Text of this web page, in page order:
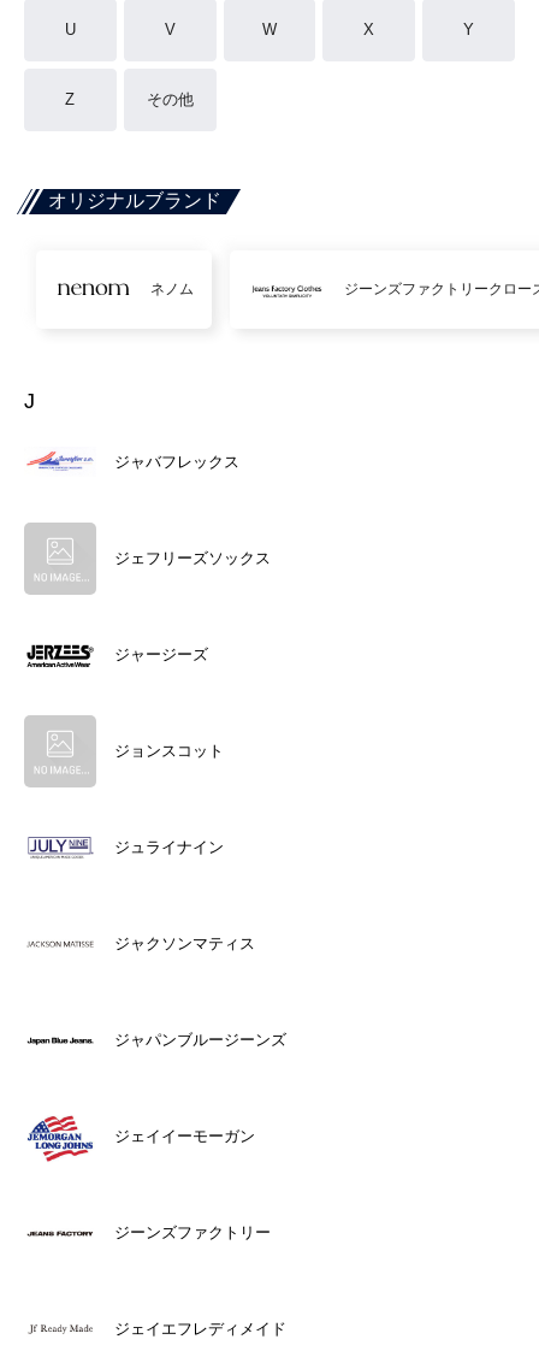
U V W X Y
Z その他
オリジナルブランド
ネノム ジーンズファクトリークロー
J
ジャバフレックス
ジェフリーズソックス
ジャージーズ
ジョンスコット
ジュライナイン
ジャクソンマティス
ジャパンブルージーンズ
ジェイイーモーガン
ジーンズファクトリー
ジェイエフレディメイド